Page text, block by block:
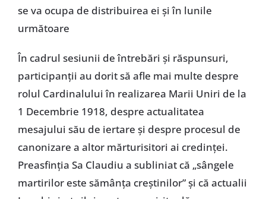
se va ocupa de distribuirea ei și în lunile
următoare
În cadrul sesiunii de întrebări și răspunsuri,
participanții au dorit să afle mai multe despre
rolul Cardinalului în realizarea Marii Uniri de la
1 Decembrie 1918, despre actualitatea
mesajului său de iertare și despre procesul de
canonizare a altor mărturisitori ai credinței.
Preasfinția Sa Claudiu a subliniat că „sângele
martirilor este sămânța creștinilor” și că actualii